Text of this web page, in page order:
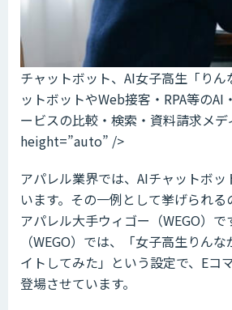
チャットボット、AI女子高生「りん
ットボットやWeb接客・RPA等の
ービスの比較・検索・資料請求メ
height=”auto” />
アパレル業界では、AIチャットボッ
います。その一例として挙げられ
アパレル大手ウィゴー（WEGO）で
（WEGO）では、「女子高生りん
イトしてみた」という設定で、Eコ
登場させています。